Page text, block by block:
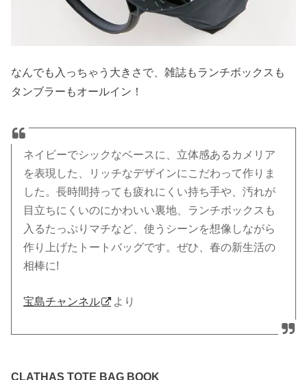
なんでも入っちゃう大きさで、雑誌もランチボックスも
タンブラーもオールイン！
ネイビーでシックなベースに、立体感あるカメリア
を表現した、リッチなデザインにこだわって作りま
した。長時間持っても疲れにくい持ち手や、汚れが
目立ちにくいのにかわいい裏地、ランチボックスも
入るたっぷりマチなど、使うシーンを想像しながら
作り上げたトートバッグです。ぜひ、春の新生活の
相棒に!
宝島チャンネル より
CLATHAS TOTE BAG BOOK